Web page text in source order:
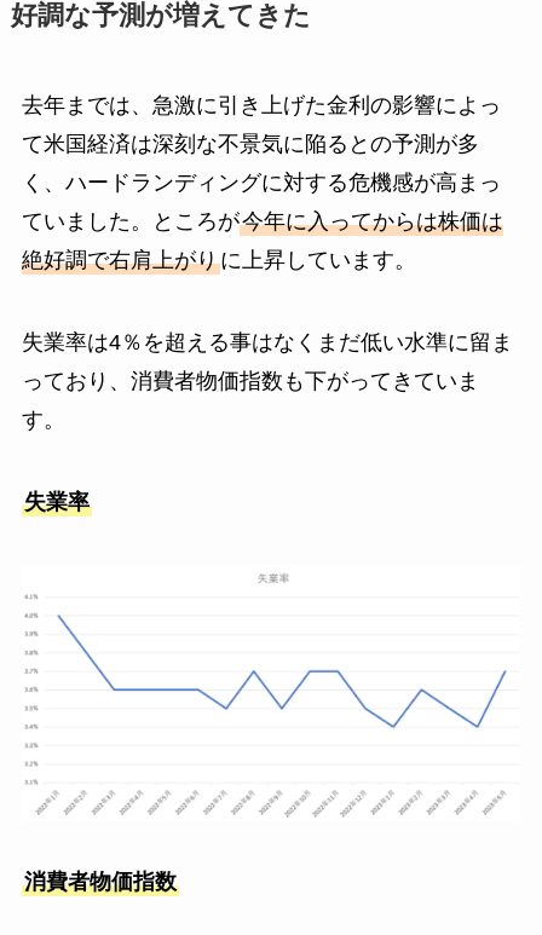
好調な予測が増えてきた
去年までは、急激に引き上げた金利の影響によっ
て米国経済は深刻な不景気に陥るとの予測が多
く、ハードランディングに対する危機感が高まっ
ていました。ところが今年に入ってからは株価は
絶好調で右肩上がりに上昇しています。
失業率は4％を超える事はなくまだ低い水準に留ま
っており、消費者物価指数も下がってきていま
す。
失業率
消費者物価指数